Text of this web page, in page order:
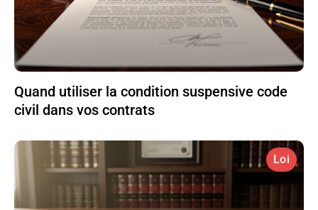
Quand utiliser la condition suspensive code
civil dans vos contrats
Loi